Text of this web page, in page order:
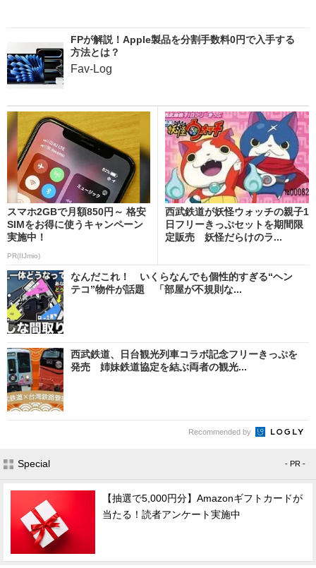
FPが解説！Apple製品を分割手数料0円で入手する
方法とは？
Fav-Log
スマホ2GBで月額850円～ 格安
SIMをお得に使うキャンペーン
実施中！
PR(IIJmio)
西武鉄道が妖怪ウォッチの親子1
日フリーきっぷセットを期間限
定販売 妖怪だらけのラ...
なんだこれ！ いくらなんでも個性的すぎる“ヘン
テコ”物件が話題 「部屋が不規則な...
西武鉄道、日台観光列車コラボ記念フリーきっぷを
発売 姉妹鉄道協定を結ぶ両者の観光...
Recommended by
Special - PR -
【抽選で5,000円分】Amazonギフトカードが
当たる！読者アンケート実施中